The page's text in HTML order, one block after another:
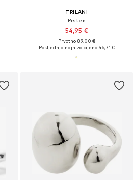
TRILANI
Prsten
54,95 €
Prvotno: 89,00 €
Posljednja najniža cijena:46,71 €